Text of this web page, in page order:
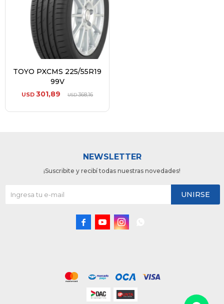
TOYO PXCMS 225/55R19
99V
USD 301,89 USD368,16
NEWSLETTER
¡Suscribite y recibí todas nuestras novedades!
UNIRSE
  